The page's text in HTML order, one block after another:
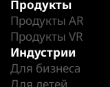
Продукты
Продукты AR
Продукты VR
Индустрии
Для бизнеса
Для детей